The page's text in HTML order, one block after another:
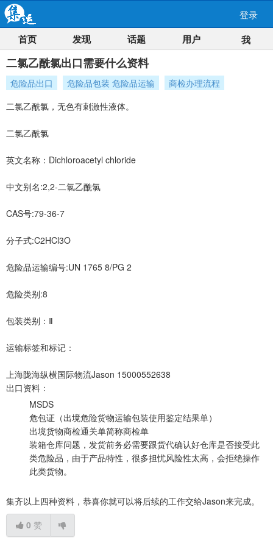
登录
首页 发现 话题 用户 我
二氯乙酰氯出口需要什么资料
危险品出口 危险品包装 危险品运输
商检办理流程
二氯乙酰氯，无色有刺激性液体。
二氯乙酰氯
英文名称：Dichloroacetyl chloride
中文别名:2,2-二氯乙酰氯
CAS号:79-36-7
分子式:C2HCl3O
危险品运输编号:UN 1765 8/PG 2
危险类别:8
包装类别：Ⅱ
运输标签和标记：
上海陇海纵横国际物流Jason 15000552638
出口资料：
MSDS
危包证（出境危险货物运输包装使用鉴定结果单）
出境货物商检通关单简称商检单
装箱仓库问题，发货前务必需要跟货代确认好仓库是否接受此
类危险品，由于产品特性，很多担忧风险性太高，会拒绝操作
此类货物。
集齐以上四种资料，恭喜你就可以将后续的工作交给Jason来完成。
0 赞